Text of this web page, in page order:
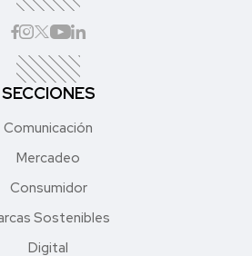
SECCIONES
Comunicación
Mercadeo
Consumidor
Sostenibles
Digital